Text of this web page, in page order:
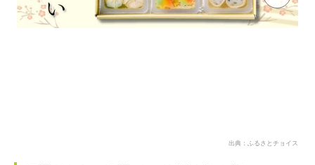
出典：ふるさとチョイス